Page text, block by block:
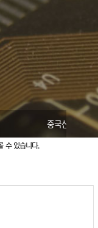
중국산